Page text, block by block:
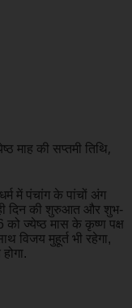
में पंचांग के पांचों अंग
दिन की शुरुआत और शुभ-
को ज्येष्ठ मास के कृष्ण पक्ष
विजय मुहूर्त भी रहेगा,